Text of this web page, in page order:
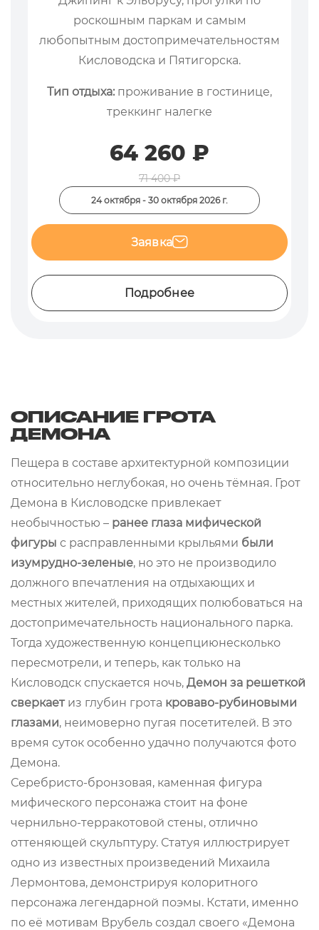
роскошным паркам и самым
любопытным достопримечательностям
Кисловодска и Пятигорска.
Тип отдыха: проживание в гостинице,
треккинг налегке
64 260 ₽
71 400 ₽
24 октября - 30 октября 2026 г.
Подробнее
Заявка
ОПИСАНИЕ ГРОТА
ДЕМОНА
Пещера в составе архитектурной композиции
относительно неглубокая, но очень тёмная. Грот
Демона в Кисловодске привлекает
необычностью – ранее глаза мифической
фигуры с расправленными крыльями были
изумрудно-зеленые, но это не производило
должного впечатления на отдыхающих и
местных жителей, приходящих полюбоваться на
достопримечательность национального парка.
Тогда художественную концепциюнесколько
пересмотрели, и теперь, как только на
Кисловодск спускается ночь, Демон за решеткой
сверкаетиз глубин грота кроваво-рубиновыми
глазами, неимоверно пугая посетителей. В это
время суток особенно удачно получаются фото
Демона.
Серебристо-бронзовая, каменная фигура
мифического персонажа стоит на фоне
чернильно-терракотовой стены, отлично
оттеняющей скульптуру. Статуя иллюстрирует
одно из известных произведений Михаила
Лермонтова, демонстрируя колоритного
персонажа легендарной поэмы. Кстати, именно
по её мотивам Врубель создал своего «Демона